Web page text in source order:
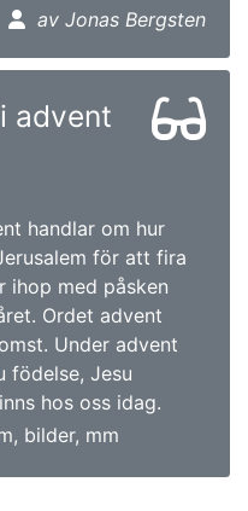
av Jonas Bergsten
advent
handlar om hur
för att fira
ihop med påsken
Ordet advent
Under advent
födelse, Jesu
hos oss idag.
bilder, mm